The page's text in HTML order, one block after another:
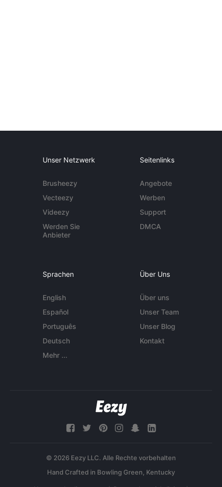
Unser Netzwerk
Brusheezy
Vecteezy
Videezy
Werden Sie
Anbieter
Seitenlinks
Angebote
Werben
Support
DMCA
Sprachen
English
Español
Português
Deutsch
Mehr ...
Über Uns
Über uns
Unser Team
Unser Blog
Kontakt
© 2026 Eezy LLC. Alle Rechte vorbehalten